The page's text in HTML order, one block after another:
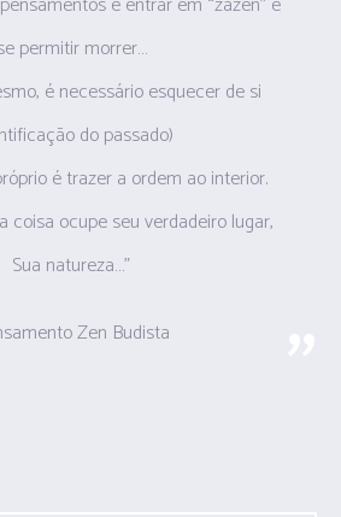
permitir morrer…
é necessário esquecer de si
do passado)
é trazer a ordem ao interior.
coisa ocupe seu verdadeiro lugar,
Sua natureza…”
Zen Budista